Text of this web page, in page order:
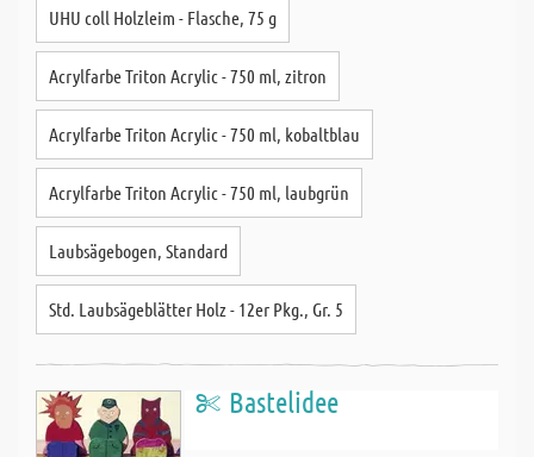
UHU coll Holzleim - Flasche, 75 g
Acrylfarbe Triton Acrylic - 750 ml, zitron
Acrylfarbe Triton Acrylic - 750 ml, kobaltblau
Acrylfarbe Triton Acrylic - 750 ml, laubgrün
Laubsägebogen, Standard
Std. Laubsägeblätter Holz - 12er Pkg., Gr. 5
Bastelidee